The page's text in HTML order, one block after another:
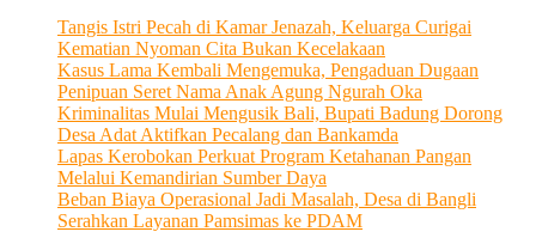
Tangis Istri Pecah di Kamar Jenazah, Keluarga Curigai
Kematian Nyoman Cita Bukan Kecelakaan
Kasus Lama Kembali Mengemuka, Pengaduan Dugaan
Penipuan Seret Nama Anak Agung Ngurah Oka
Kriminalitas Mulai Mengusik Bali, Bupati Badung Dorong
Desa Adat Aktifkan Pecalang dan Bankamda
Lapas Kerobokan Perkuat Program Ketahanan Pangan
Melalui Kemandirian Sumber Daya
Beban Biaya Operasional Jadi Masalah, Desa di Bangli
Serahkan Layanan Pamsimas ke PDAM